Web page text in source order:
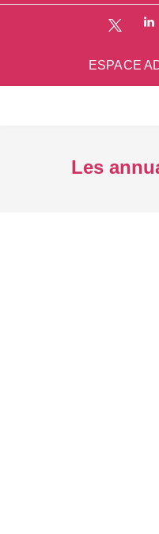
ESPACE
Les